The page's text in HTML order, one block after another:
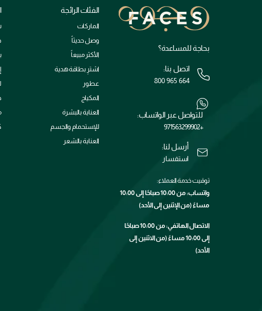
بحاجة للمساعدة؟
اتصل بنا:
800 965 664
للتواصل عبر الواتساب:
+971563299902
أرسل لنا:
استفسار
توقيت خدمة العملاء:
واتساب: من 10:00 صباحًا إلى 10:00
مساءً (من الإثنين إلى الأحد)
الاتصال الهاتفي: من 10:00 صباحًا
إلى 10:00 مساءً (من الاثنين إلى
الأحد)
الفئات الرائجة
الماركات
وصل حديثاً
الأكثر مبيعاً
اشترِ بطاقة هدية
عطور
المكياج
العناية بالبشرة
للإستحمام والجسم
العناية بالشعر